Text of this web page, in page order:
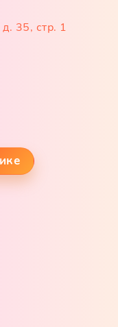
35, стр. 1